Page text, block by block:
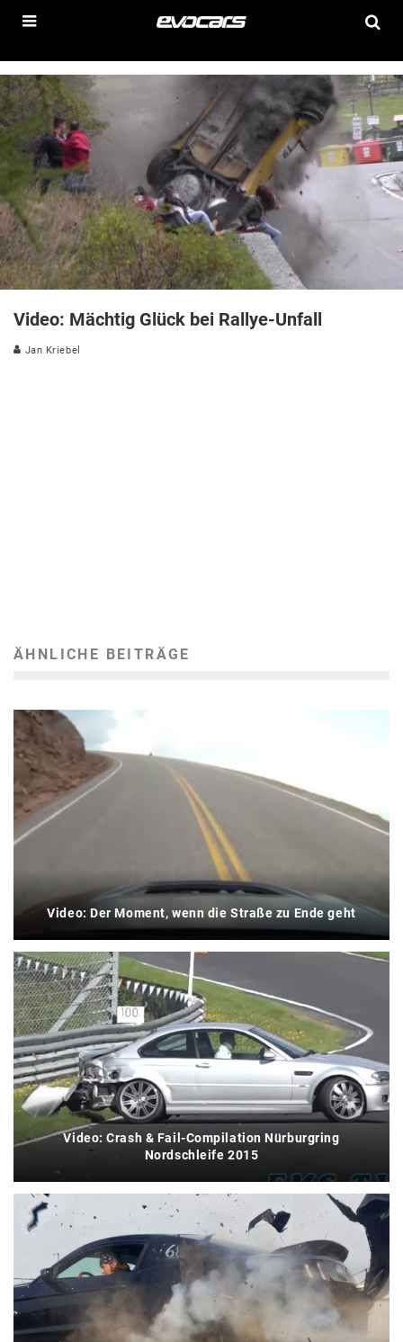
Video: Mächtig Glück bei Rallye-Unfall
Jan Kriebel
ÄHNLICHE BEITRÄGE
Video: Der Moment, wenn die Straße zu Ende geht
Video: Crash & Fail-Compilation Nürburgring
Nordschleife 2015